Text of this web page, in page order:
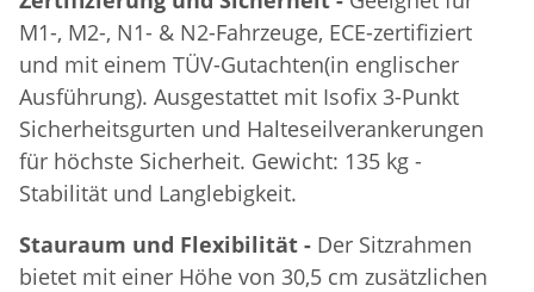
M1-, M2-, N1- & N2-Fahrzeuge, ECE-zertifiziert
und mit einem TÜV-Gutachten(in englischer
Ausführung). Ausgestattet mit Isofix 3-Punkt
Sicherheitsgurten und Halteseilverankerungen
für höchste Sicherheit. Gewicht: 135 kg -
Stabilität und Langlebigkeit.
Stauraum und Flexibilität - Der Sitzrahmen
bietet mit einer Höhe von 30,5 cm zusätzlichen